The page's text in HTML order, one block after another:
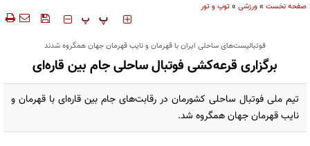
صفحه نخست »ورزشی »توپ و تور
‍‍‍ پ پ
فوتبالیست‌های ساحلی ایران با قهرمان و نایب قهرمان جهان همگروه شدند
برگزاری قرعه‌کشی فوتبال ساحلی جام بین قاره‌ای
تیم ملی فوتبال ساحلی کشورمان در رقابت‌های جام بین قاره‌ای با قهرمان و
نایب قهرمان جهان همگروه شد.